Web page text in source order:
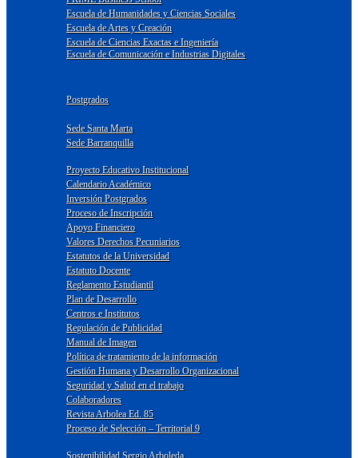
Escuela de Humanidades y Ciencias Sociales
Escuela de Artes y Creación
Escuela de Ciencias Exactas e Ingeniería
Escuela de Comunicación e Industrias Digitales
Postgrados
Sede Santa Marta
Sede Barranquilla
Proyecto Educativo Institucional
Calendario Académico
Inversión Postgrados
Proceso de Inscripción
Apoyo Financiero
Valores Derechos Pecuniarios
Estatutos de la Universidad
Estatuto Docente
Reglamento Estudiantil
Plan de Desarrollo
Centros e Institutos
Regulación de Publicidad
Manual de Imagen
Política de tratamiento de la información
Gestión Humana y Desarrollo Organizacional
Seguridad y Salud en el trabajo
Colaboradores
Revista Arbolea Ed. 85
Proceso de Selección – Territorial 9
Sostenibilidad Sergio Arboleda